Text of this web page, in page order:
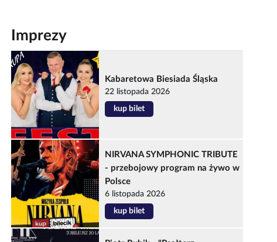
Imprezy
Kabaretowa Biesiada Śląska
22 listopada 2026
kup bilet
NIRVANA SYMPHONIC TRIBUTE
- przebojowy program na żywo w
Polsce
6 listopada 2026
kup bilet